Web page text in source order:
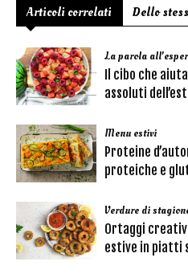
Articoli correlati Dello
La parola
Il cibo che
assoluti
Menu estivi
Proteine
proteiche e
Verdure di
Ortaggi
estive in piatti